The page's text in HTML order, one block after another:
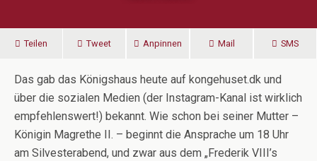
Teilen Tweet Anpinnen Mail SMS
Das gab das Königshaus heute auf kongehuset.dk und
über die sozialen Medien (der Instagram-Kanal ist wirklich
empfehlenswert!) bekannt. Wie schon bei seiner Mutter –
Königin Magrethe II. – beginnt die Ansprache um 18 Uhr
am Silvesterabend, und zwar aus dem „Frederik VIII’s